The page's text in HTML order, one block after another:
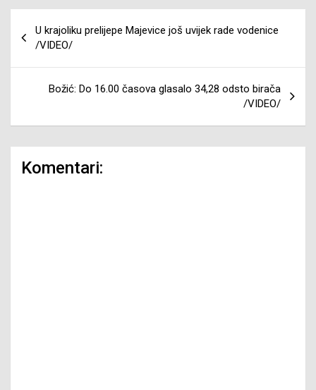
članaka
U krajoliku prelijepe Majevice još uvijek rade vodenice
/VIDEO/
Božić: Do 16.00 časova glasalo 34,28 odsto birača
/VIDEO/
Komentari: